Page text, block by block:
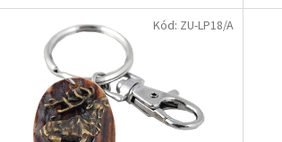
Kód: ZU-LP18/A